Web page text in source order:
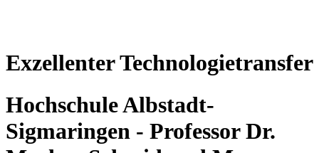
Exzellenter Technologietransfer
Hochschule Albstadt-
Sigmaringen - Professor Dr.